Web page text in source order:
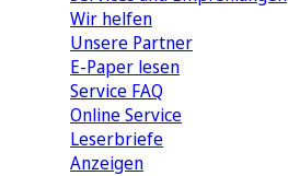
Wir helfen
Unsere Partner
E-Paper lesen
Service FAQ
Online Service
Leserbriefe
Anzeigen